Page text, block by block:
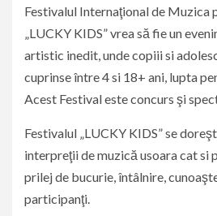
Festivalul Internaţional de Muzica
„LUCKY KIDS” vrea să fie un
artistic inedit, unde copiii si
cuprinse între 4 si 18+ ani, lupta
Acest Festival este concurs şi
Festivalul „LUCKY KIDS” se
interpreţii de muzică usoara cat si
prilej de bucurie, întâlnire,
participanţi.